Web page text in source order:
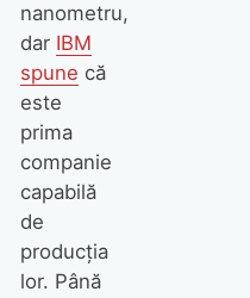
nanometru,
dar IBM
spune că
este
prima
companie
capabilă
de
producția
lor. Până